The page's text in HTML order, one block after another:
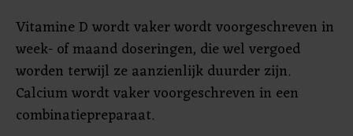
Vitamine D wordt vaker wordt voorgeschreven in
week- of maand doseringen, die wel vergoed
worden terwijl ze aanzienlijk duurder zijn.
Calcium wordt vaker voorgeschreven in een
combinatiepreparaat.